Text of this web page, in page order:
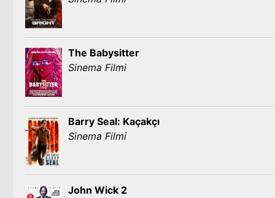
The Babysitter
Sinema Filmi
Barry Seal: Kaçakçı
Sinema Filmi
John Wick 2